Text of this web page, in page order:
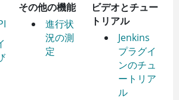
その他の機能
進行状
況の測
定
ビデオとチュー
トリアル
Jenkins
プラグイ
ンのチュ
ートリア
ル